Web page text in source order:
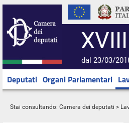
dal 23/03/
Deputati Organi Parlamentari
Stai consultando: Camera dei deputati >